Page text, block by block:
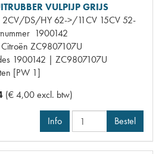
VULPIJP GRIJS
2CV/DS/HY 62->/11CV 15CV 52-
1900142
ZC9807107U
1900142 | ZC9807107U
[PW 1]
(€ 4,00 excl. btw)
Info Bestel